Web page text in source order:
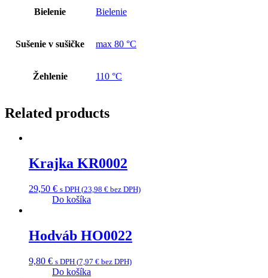
Bielenie Bielenie
Sušenie v sušičke max 80 °C
Žehlenie 110 °C
Related products
Krajka KR0002
29,50 € s DPH (23,98 € bez DPH)
Do košíka
Hodváb HO0022
9,80 € s DPH (7,97 € bez DPH)
Do košíka